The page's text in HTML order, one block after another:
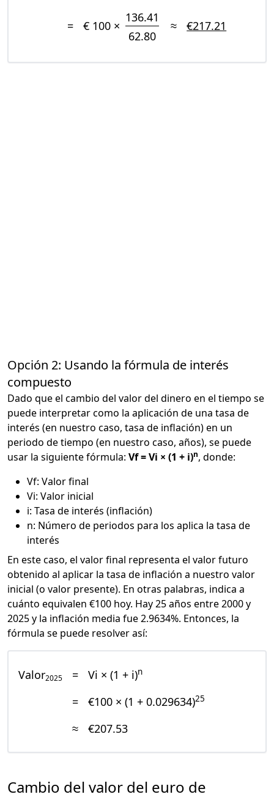
= € 100 ×
136.41
62.80
≈ €217.21
Opción 2: Usando la fórmula de interés
compuesto
Dado que el cambio del valor del dinero en el tiempo se
puede interpretar como la aplicación de una tasa de
interés (en nuestro caso, tasa de inflación) en un
periodo de tiempo (en nuestro caso, años), se puede
usar la siguiente fórmula: Vf = Vi × (1 + i)n, donde:
Vf: Valor final
Vi: Valor inicial
i: Tasa de interés (inflación)
n: Número de periodos para los aplica la tasa de
interés
En este caso, el valor final representa el valor futuro
obtenido al aplicar la tasa de inflación a nuestro valor
inicial (o valor presente). En otras palabras, indica a
cuánto equivalen €100 hoy. Hay 25 años entre 2000 y
2025 y la inflación media fue 2.9634%. Entonces, la
fórmula se puede resolver así:
Valor2025 = Vi × (1 + i)n
= €100 × (1 + 0.029634)25
≈ €207.53
Cambio del valor del euro de